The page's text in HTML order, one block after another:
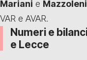
Mariani e Mazzoleni
VAR e AVAR.
Numeri e
e Lecce